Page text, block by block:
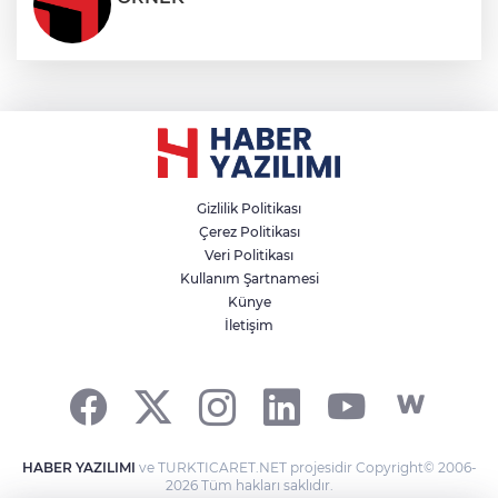
Gizlilik Politikası
Çerez Politikası
Veri Politikası
Kullanım Şartnamesi
Künye
İletişim
HABER YAZILIMI ve TURKTICARET.NET projesidir Copyright© 2006-
2026 Tüm hakları saklıdır.